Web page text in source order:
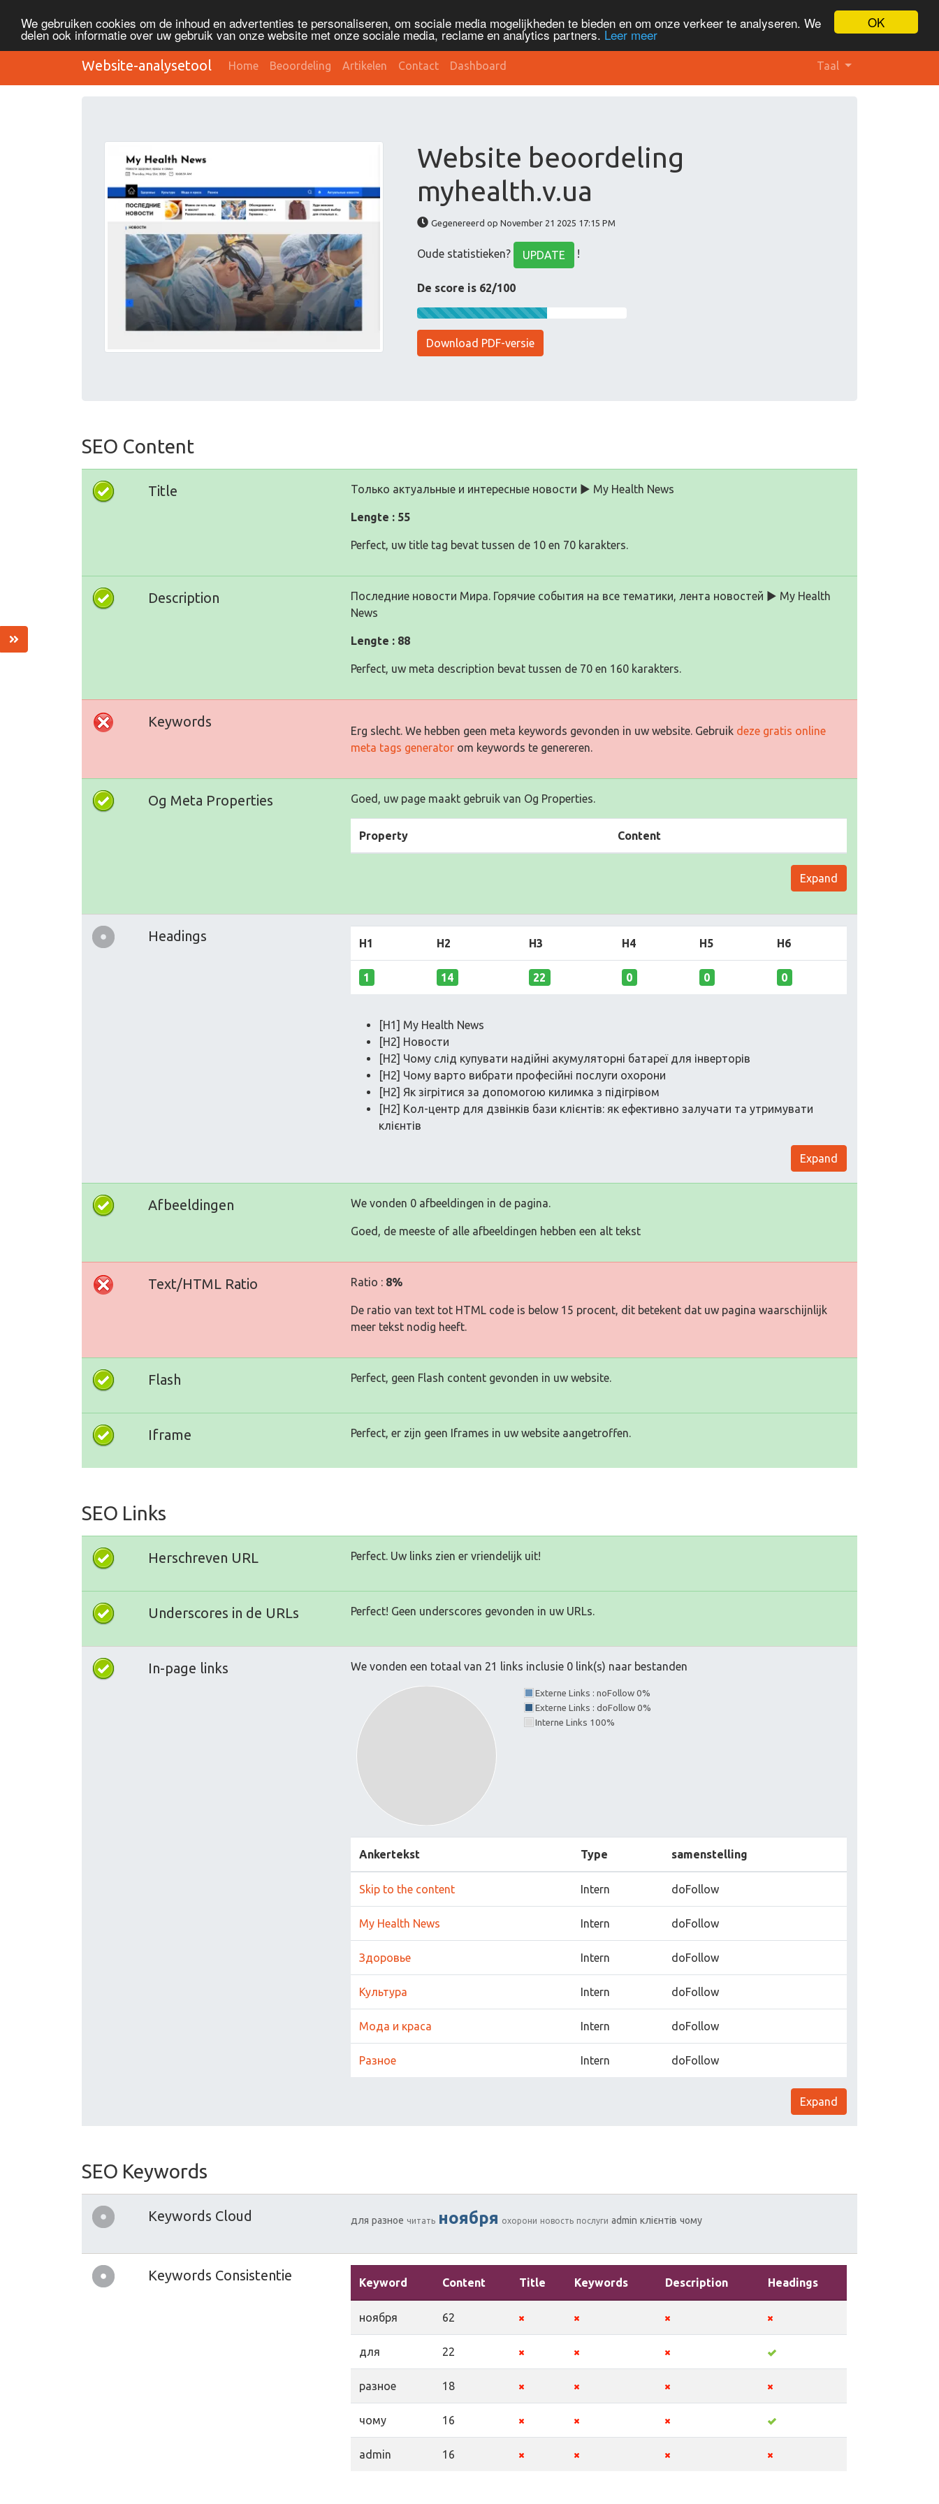
OK
We gebruiken cookies om de inhoud en advertenties te personaliseren, om sociale media mogelijkheden te bieden en om onze verkeer te analyseren. We
delen ook informatie over uw gebruik van onze website met onze sociale media, reclame en analytics partners. Leer meer
Website-analysetool Home Beoordeling Artikelen Contact Dashboard Taal
Website beoordeling
myhealth.v.ua
Gegenereerd op November 21 2025 17:15 PM
Oude statistieken? UPDATE !
De score is 62/100
Download PDF-versie
SEO Content
Title Только актуальные и интересные новости ▶ My Health News
Lengte : 55
Perfect, uw title tag bevat tussen de 10 en 70 karakters.
Description
Последние новости Мира. Горячие события на все тематики, лента новостей ▶ My Health
News
Lengte : 88
Perfect, uw meta description bevat tussen de 70 en 160 karakters.
Keywords
Erg slecht. We hebben geen meta keywords gevonden in uw website. Gebruik deze gratis online
meta tags generator om keywords te genereren.
Og Meta Properties Goed, uw page maakt gebruik van Og Properties.
Property Content
Expand
Headings H1 H2 H3 H4 H5 H6
1 14 22 0 0 0
[H1] My Health News
[H2] Новости
[H2] Чому слід купувати надійні акумуляторні батареї для інверторів
[H2] Чому варто вибрати професійні послуги охорони
[H2] Як зігрітися за допомогою килимка з підігрівом
[H2] Кол-центр для дзвінків бази клієнтів: як ефективно залучати та утримувати
клієнтів
Expand
Afbeeldingen We vonden 0 afbeeldingen in de pagina.
Goed, de meeste of alle afbeeldingen hebben een alt tekst
Text/HTML Ratio Ratio : 8%
De ratio van text tot HTML code is below 15 procent, dit betekent dat uw pagina waarschijnlijk
meer tekst nodig heeft.
Flash Perfect, geen Flash content gevonden in uw website.
Iframe Perfect, er zijn geen Iframes in uw website aangetroffen.
SEO Links
Herschreven URL Perfect. Uw links zien er vriendelijk uit!
Underscores in de URLs Perfect! Geen underscores gevonden in uw URLs.
In-page links We vonden een totaal van 21 links inclusie 0 link(s) naar bestanden
Externe Links : noFollow 0%
Externe Links : doFollow 0%
Interne Links 100%
Ankertekst Type samenstelling
Skip to the content Intern doFollow
My Health News Intern doFollow
Здоровье Intern doFollow
Культура Intern doFollow
Мода и краса Intern doFollow
Разное Intern doFollow
Expand
SEO Keywords
Keywords Cloud для разное читать ноября охорони новость послуги admin клієнтів чому
Keywords Consistentie Keyword Content Title Keywords Description Headings
ноября 62
для 22
разное 18
чому 16
admin 16